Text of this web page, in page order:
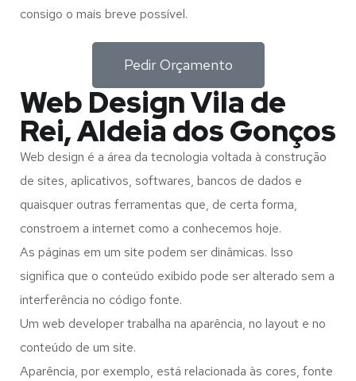
consigo o mais breve possível.
Pedir Orçamento
Web Design Vila de
Rei, Aldeia dos Gonços
Web design é a área da tecnologia voltada à construção
de sites, aplicativos, softwares, bancos de dados e
quaisquer outras ferramentas que, de certa forma,
constroem a internet como a conhecemos hoje.
As páginas em um site podem ser dinâmicas. Isso
significa que o conteúdo exibido pode ser alterado sem a
interferência no código fonte.
Um web developer trabalha na aparência, no layout e no
conteúdo de um site.
Aparência, por exemplo, está relacionada às cores, fonte